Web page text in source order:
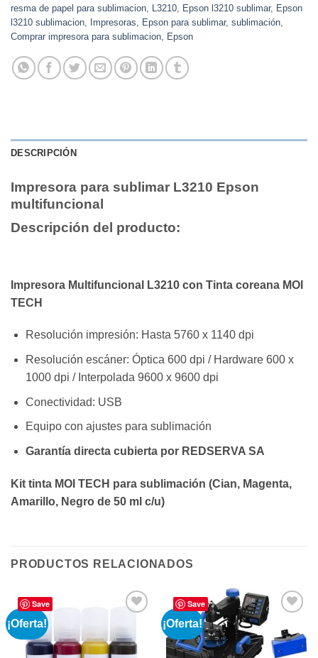
resma de papel para sublimacion L3210 Epson l3210 sublimar, Epson
l3210 sublimacion Impresoras Epson para sublimar, sublimación
Comprar impresora para sublimacion Epson
DESCRIPCIÓN
Impresora para sublimar L3210 Epson
multifuncional
Descripción del producto:
Impresora Multifuncional L3210 con Tinta coreana MOI
TECH
Resolución impresión: Hasta 5760 x 1140 dpi
Resolución escáner: Óptica 600 dpi / Hardware 600 x
1000 dpi / Interpolada 9600 x 9600 dpi
Conectividad: USB
Equipo con ajustes para sublimación
Garantía directa cubierta por REDSERVA SA
Kit tinta MOI TECH para sublimación (Cian, Magenta,
Amarillo, Negro de 50 ml c/u)
PRODUCTOS RELACIONADOS
Save
¡Oferta!
a la
lista de
deseos
Save
¡Oferta!
a la
lista de
deseos